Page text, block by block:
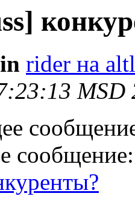
rider на
MSD